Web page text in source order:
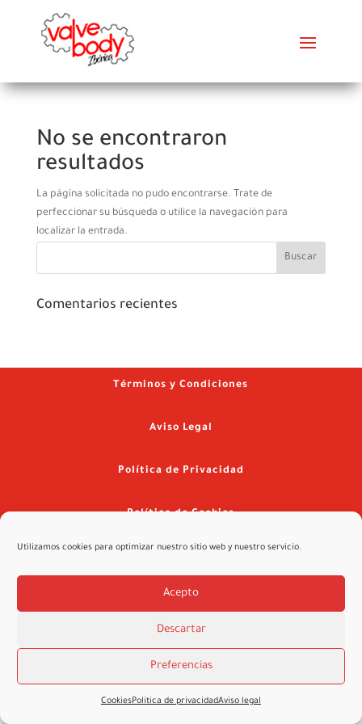
Utilizamos cookies para optimizar nuestro sitio web y nuestro servicio.
Acepto
Descartar
Preferencias
CookiesPolitica de privacidadAviso legal
No se encontraron
resultados
La página solicitada no pudo encontrarse. Trate de
perfeccionar su búsqueda o utilice la navegación para
localizar la entrada.
Comentarios recientes
Términos y Condiciones
Aviso Legal
Política de Privacidad
Política de Cookies
©2026 ValvebodyIbérica.es – Diseñado por